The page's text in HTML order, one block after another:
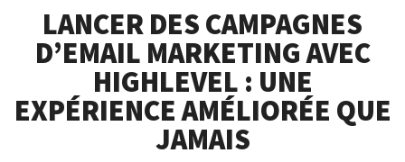
LANCER DES CAMPAGNES
D’EMAIL MARKETING AVEC
HIGHLEVEL : UNE
EXPÉRIENCE AMÉLIORÉE QUE
JAMAIS